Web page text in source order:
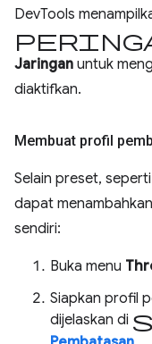
DevTools
Jaringan untuk
diaktifkan.
Membuat profil
Selain preset,
dapat
sendiri:
Buka menu
Siapkan profil
dijelaskan di